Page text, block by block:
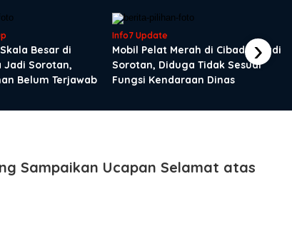
Besar di
Jadi Sorotan,
Belum Terjawab
Info7 Update
Mobil Pelat Merah di Cibadak Jadi
Sorotan, Diduga Tidak Sesuai
Fungsi Kendaraan Dinas
›
Sampaikan Ucapan Selamat atas